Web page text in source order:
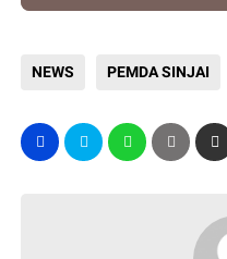
NEWS PEMDA SINJAI